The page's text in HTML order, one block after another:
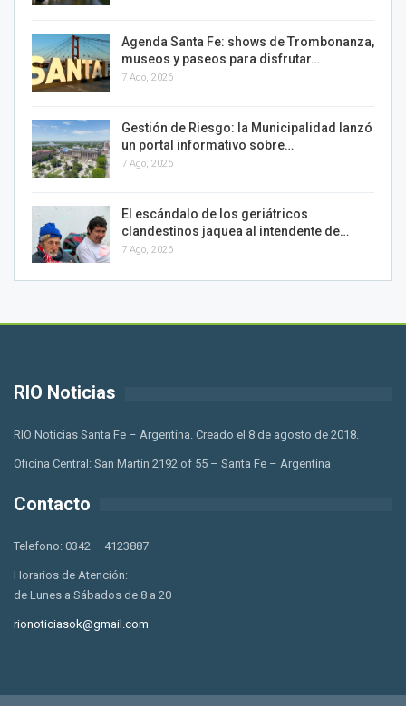
Agenda Santa Fe: shows de Trombonanza,
museos y paseos para disfrutar…
7 Ago, 2026
Gestión de Riesgo: la Municipalidad lanzó
un portal informativo sobre…
7 Ago, 2026
El escándalo de los geriátricos
clandestinos jaquea al intendente de…
7 Ago, 2026
RIO Noticias
RIO Noticias Santa Fe – Argentina. Creado el 8 de agosto de 2018.
Oficina Central: San Martin 2192 of 55 – Santa Fe – Argentina
Contacto
Telefono: 0342 – 4123887
Horarios de Atención:
de Lunes a Sábados de 8 a 20
rionoticiasok@gmail.com